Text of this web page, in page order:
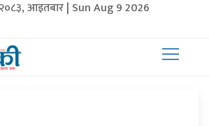
आइतबार | Sun Aug 9 2026